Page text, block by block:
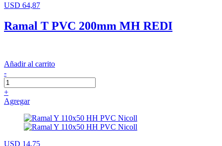
USD 64,87
Ramal T PVC 200mm MH REDI
Añadir al carrito
-
+
Agregar
USD 14,75